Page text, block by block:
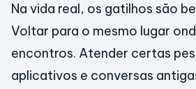
Na vida real, os gatilhos são
Voltar para o mesmo lugar
encontros. Atender certas
aplicativos e conversas